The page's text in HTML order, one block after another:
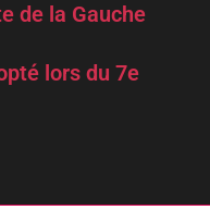
de la Gauche
lors du 7e